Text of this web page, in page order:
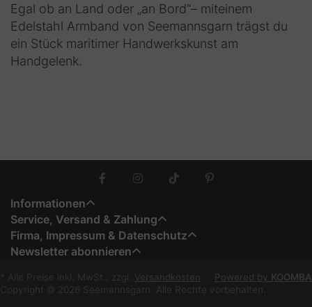
Egal ob an Land oder „an Bord“– miteinem
Edelstahl Armband von Seemannsgarn trägst du
ein Stück maritimer Handwerkskunst am
Handgelenk.
Informationen
Service, Versand & Zahlung
Firma, Impressum & Datenschutz
Newsletter abonnieren
* Alle Preise inkl. MwSt., zzgl. Versandkosten Powered by KOOMBA
Copyright © 2026 Seemannsgarn. Alle Rechte vorbehalten.